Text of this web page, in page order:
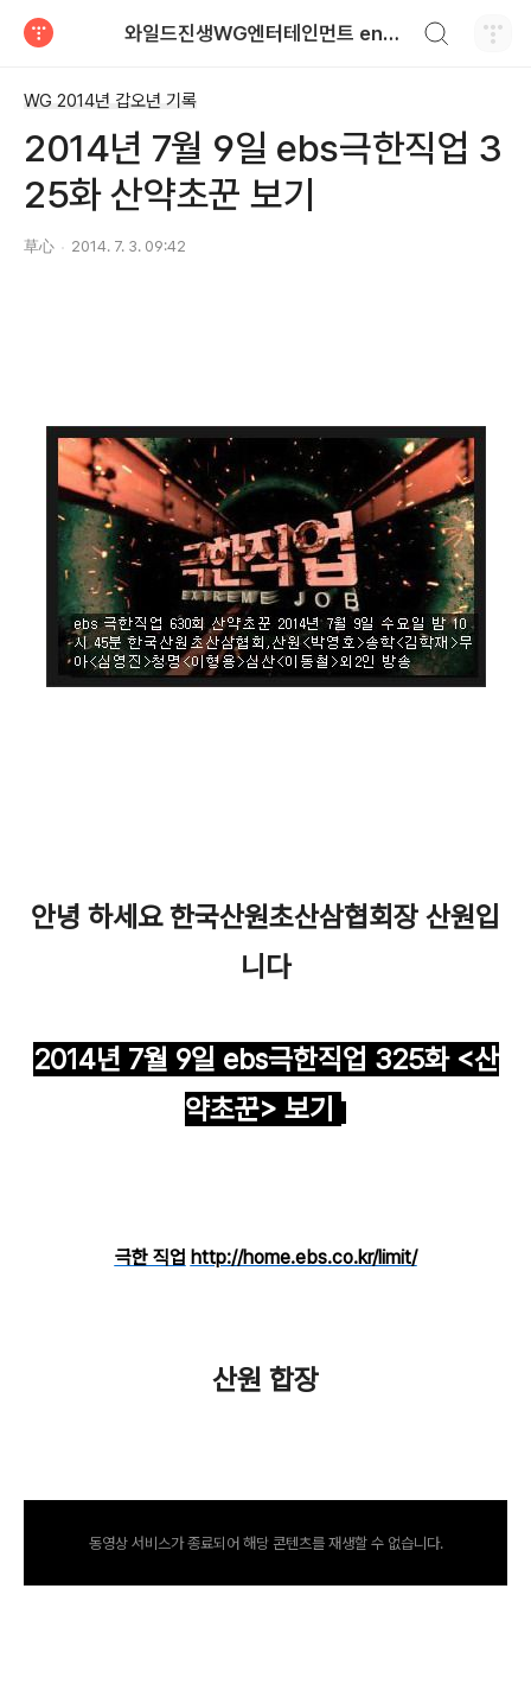
와일드진생WG엔터테인먼트 entertainment
WG 2014년 갑오년 기록
2014년 7월 9일 ebs극한직업 3
25화 산약초꾼 보기
草心 2014. 7. 3. 09:42
안녕 하세요 한국산원초산삼협회장 산원입
니다
2014년 7월 9일 ebs극한직업 325화 <산
약초꾼> 보기
극한 직업 http://home.ebs.co.kr/limit/
산원 합장
동영상 서비스가 종료되어 해당 콘텐츠를 재생할 수 없습니다.